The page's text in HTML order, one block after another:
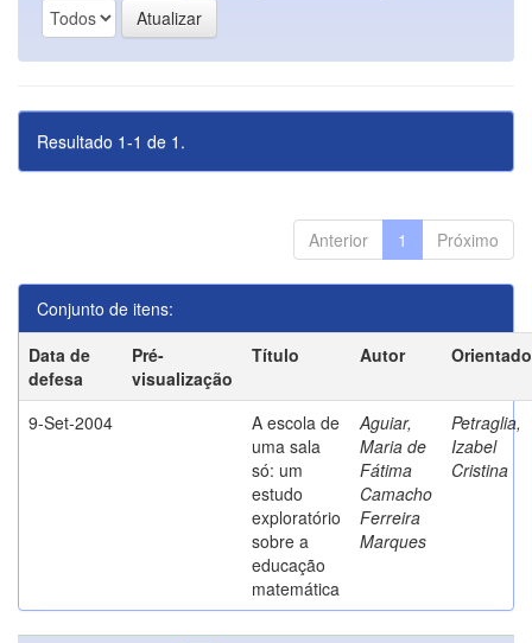
Resultado 1-1 de 1.
Anterior 1 Próximo
Conjunto de itens:
Data de
defesa
Pré-
visualização
Título Autor
9-Set-2004
A escola de
uma sala
só: um
estudo
exploratório
sobre a
educação
matemática
Aguiar,
Maria de
Fátima
Camacho
Ferreira
Marques
Petraglia,
Izabel
Cristina